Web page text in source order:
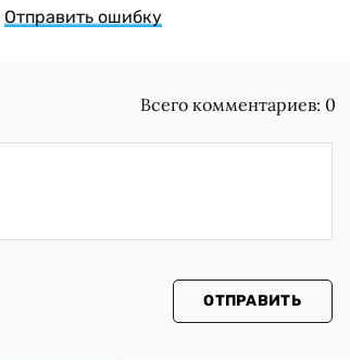
Отправить ошибку
Всего комментариев: 0
ОТПРАВИТЬ